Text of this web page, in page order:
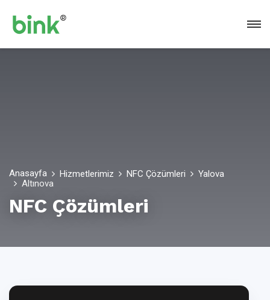
Anasayfa Hizmetlerimiz NFC Çözümleri
Yalova
Altınova
NFC Çözümleri